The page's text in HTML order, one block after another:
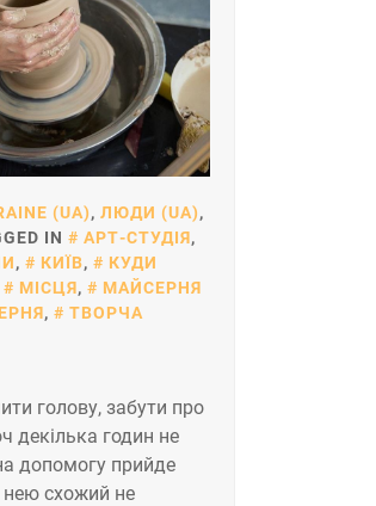
(UA), ЛЮДИ (UA),
IN АРТ-СТУДІЯ,
, КИЇВ,
КУДИ
МІСЦЯ,
МАЙСЕРНЯ
,
ТВОРЧА
голову, забути про
декілька годин не
допомогу прийде
нею схожий не